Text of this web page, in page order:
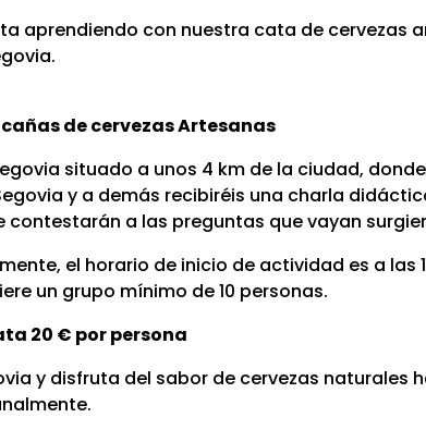
aprendiendo con nuestra cata de cervezas
de cervezas Artesanas
situado a unos 4 km de la ciudad,
y a demás recibiréis una charla
a las preguntas que vayan
el horario de inicio de actividad es a las
un grupo mínimo de 10 personas.
20 € por persona
y disfruta del sabor de cervezas naturales